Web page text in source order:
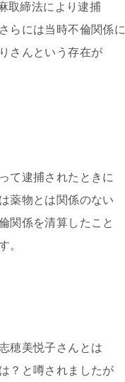
取締法により逮捕
らには当時不倫関係に
さんという存在が
て逮捕されたときに
薬物とは関係のない
関係を清算したこと
。
穂美悦子さんとは
？と噂されましたが